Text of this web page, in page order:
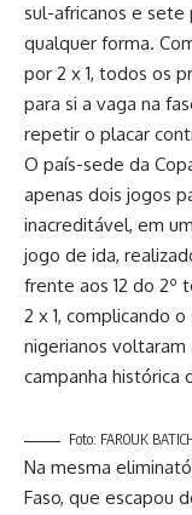
sul-africanos e sete
qualquer forma.
por 2 x 1, todos os
para si a vaga na
repetir o placar
O país-sede da
apenas dois jogos
inacreditável, em
jogo de ida,
frente aos 12 do 2º
2 x 1, complicando
nigerianos voltaram
campanha histórica
Foto: FAROUK
Na mesma
Faso, que escapou